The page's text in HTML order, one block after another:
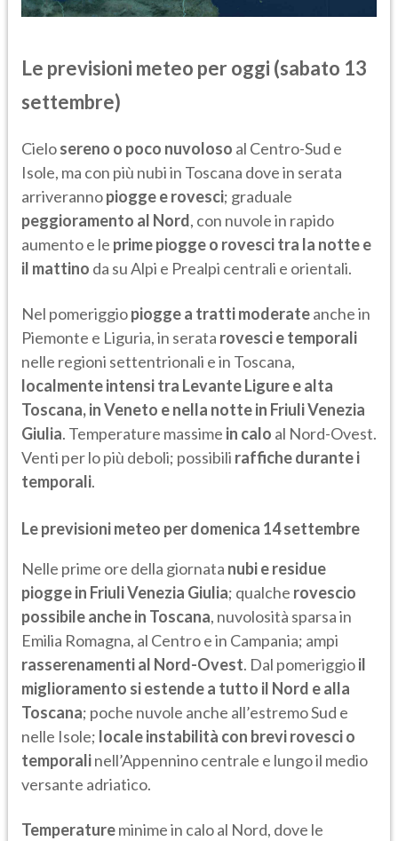
Le previsioni meteo per oggi (sabato 13
settembre)
Cielosereno o poco nuvoloso al Centro-Sud e
Isole, ma con più nubi in Toscana dove in serata
arriverannopiogge e rovesci; graduale
peggioramento al Nord, con nuvole in rapido
aumento e le prime piogge o rovesci tra la notte e
il mattino da su Alpi e Prealpi centrali e orientali.
Nel pomeriggiopiogge a tratti moderateanche in
Piemonte e Liguria, in serata rovesci e temporali
nelle regioni settentrionali e in Toscana,
localmente intensi tra Levante Ligure e alta
Toscana, in Veneto e nella notte in Friuli Venezia
Giulia. Temperature massime in calo al Nord-Ovest.
Venti per lo più deboli; possibili raffiche durante i
temporali.
Le previsioni meteo per domenica 14 settembre
Nelle prime ore della giornata nubi e residue
piogge in Friuli Venezia Giulia; qualche rovescio
possibile anche in Toscana, nuvolosità sparsa in
Emilia Romagna, al Centro e in Campania; ampi
rasserenamenti al Nord-Ovest. Dal pomeriggioil
miglioramento si estende a tutto il Nord e alla
Toscana; poche nuvole anche all’estremo Sud e
nelle Isole; locale instabilità con brevi rovesci o
temporalinell’Appennino centrale e lungo il medio
versante adriatico.
Temperatureminime in calo al Nord, dove le